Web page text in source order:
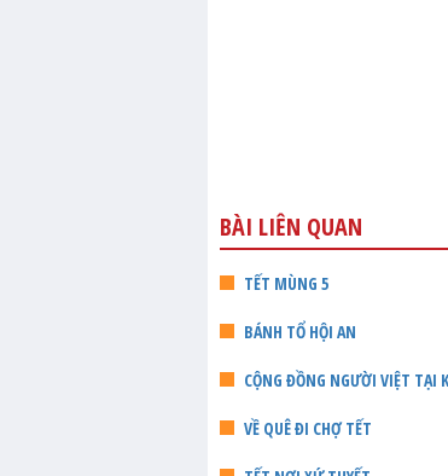
BÀI LIÊN QUAN
TẾT MÙNG 5
BÁNH TỔ HỘI AN
CỘNG ĐỒNG NGƯỜI VIỆT TẠI
VỀ QUÊ ĐI CHỢ TẾT